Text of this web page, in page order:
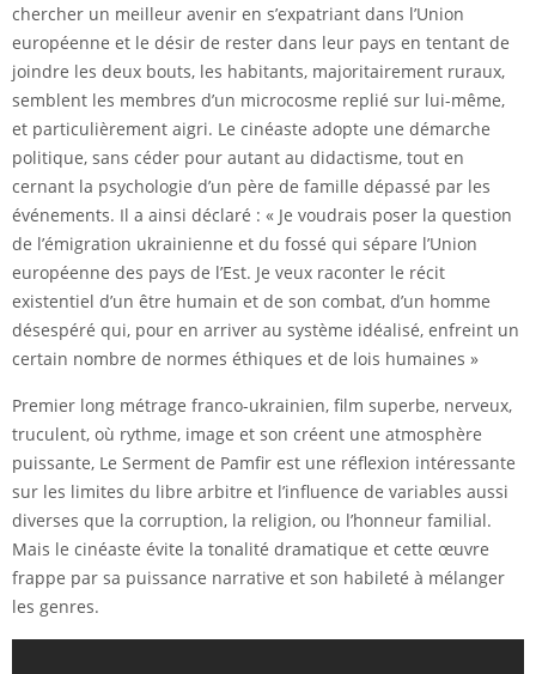
chercher un meilleur avenir en s’expatriant dans l’Union
européenne et le désir de rester dans leur pays en tentant de
joindre les deux bouts, les habitants, majoritairement ruraux,
semblent les membres d’un microcosme replié sur lui-même,
et particulièrement aigri. Le cinéaste adopte une démarche
politique, sans céder pour autant au didactisme, tout en
cernant la psychologie d’un père de famille dépassé par les
événements. Il a ainsi déclaré : « Je voudrais poser la question
de l’émigration ukrainienne et du fossé qui sépare l’Union
européenne des pays de l’Est. Je veux raconter le récit
existentiel d’un être humain et de son combat, d’un homme
désespéré qui, pour en arriver au système idéalisé, enfreint un
certain nombre de normes éthiques et de lois humaines »
Premier long métrage franco-ukrainien, film superbe, nerveux,
truculent, où rythme, image et son créent une atmosphère
puissante, Le Serment de Pamfir est une réflexion intéressante
sur les limites du libre arbitre et l’influence de variables aussi
diverses que la corruption, la religion, ou l’honneur familial.
Mais le cinéaste évite la tonalité dramatique et cette œuvre
frappe par sa puissance narrative et son habileté à mélanger
les genres.